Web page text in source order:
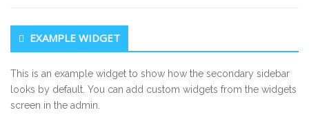
Secondary Sidebar
EXAMPLE WIDGET
This is an example widget to show how the secondary sidebar
looks by default. You can add custom widgets from the widgets
screen in the admin.